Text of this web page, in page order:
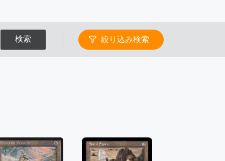
検索 絞り込み検索